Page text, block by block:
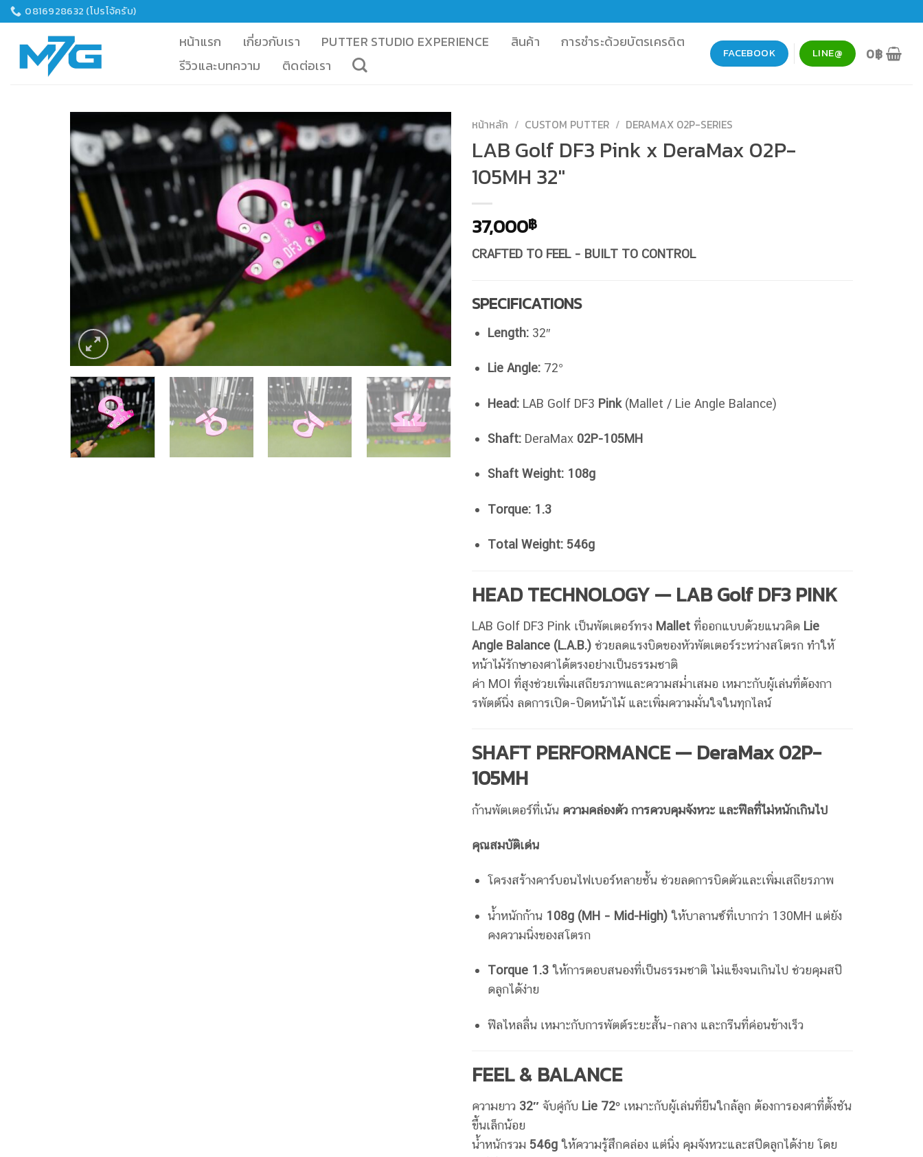
Skip
content
0816928632 (โปรโจ้ครับ)
หน้าแรก เกี่ยวกับเรา PUTTER STUDIO EXPERIENCE สินค้า
การชำระด้วยบัตรเครดิต
รีวิวและบทความ
ติดต่อเรา
FACEBOOK LINE@ 0฿
หน้าหลัก / CUSTOM PUTTER / DERAMAX 02P-SERIES
LAB Golf DF3 Pink x DeraMax 02P-
105MH 32″
37,000฿
CRAFTED TO FEEL – BUILT TO CONTROL
SPECIFICATIONS
Length: 32″
Lie Angle: 72°
Head: LAB Golf DF3 Pink(Mallet / Lie Angle Balance)
Shaft: DeraMax 02P-105MH
Shaft Weight: 108g
Torque: 1.3
Total Weight: 546g
HEAD TECHNOLOGY — LAB Golf DF3 PINK
LAB Golf DF3 Pink เป็นพัตเตอร์ทรง Mallet ที่ออกแบบด้วยแนวคิด Lie
Angle Balance (L.A.B.) ช่วยลดแรงบิดของหัวพัตเตอร์ระหว่างสโตรก ทำให้
หน้าไม้รักษาองศาได้ตรงอย่างเป็นธรรมชาติ
ค่า MOI ที่สูงช่วยเพิ่มเสถียรภาพและความสม่ำเสมอ เหมาะกับผู้เล่นที่ต้องกา
รพัตต์นิ่ง ลดการเปิด–ปิดหน้าไม้ และเพิ่มความมั่นใจในทุกไลน์
SHAFT PERFORMANCE — DeraMax 02P-
105MH
ก้านพัตเตอร์ที่เน้น ความคล่องตัว การควบคุมจังหวะ และฟีลที่ไม่หนักเกินไป
คุณสมบัติเด่น
โครงสร้างคาร์บอนไฟเบอร์หลายชั้น ช่วยลดการบิดตัวและเพิ่มเสถียรภาพ
น้ำหนักก้าน 108g (MH – Mid-High) ให้บาลานซ์ที่เบากว่า 130MH แต่ยัง
คงความนิ่งของสโตรก
Torque 1.3 ให้การตอบสนองที่เป็นธรรมชาติ ไม่แข็งจนเกินไป ช่วยคุมสปี
ดลูกได้ง่าย
ฟีลไหลลื่น เหมาะกับการพัตต์ระยะสั้น–กลาง และกรีนที่ค่อนข้างเร็ว
FEEL & BALANCE
ความยาว 32″ จับคู่กับ Lie 72° เหมาะกับผู้เล่นที่ยืนใกล้ลูก ต้องการองศาที่ตั้งชัน
ขึ้นเล็กน้อย
น้ำหนักรวม 546g ให้ความรู้สึกคล่อง แต่นิ่ง คุมจังหวะและสปีดลูกได้ง่าย โดย